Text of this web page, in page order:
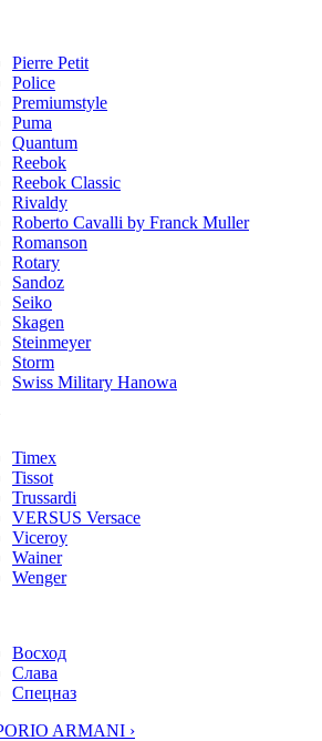
Pierre Petit
Police
Premiumstyle
Puma
Quantum
Reebok
Reebok Classic
Rivaldy
Roberto Cavalli by Franck Muller
Romanson
Rotary
Sandoz
Seiko
Skagen
Steinmeyer
Storm
Swiss Military Hanowa
Timex
Tissot
Trussardi
VERSUS Versace
Viceroy
Wainer
Wenger
Восход
Слава
Спецназ
ARMANI ›